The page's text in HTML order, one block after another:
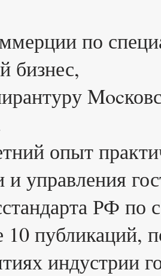
по
бизнес,
опыт
и управления
РФ по
10 публикаций,
индустрии